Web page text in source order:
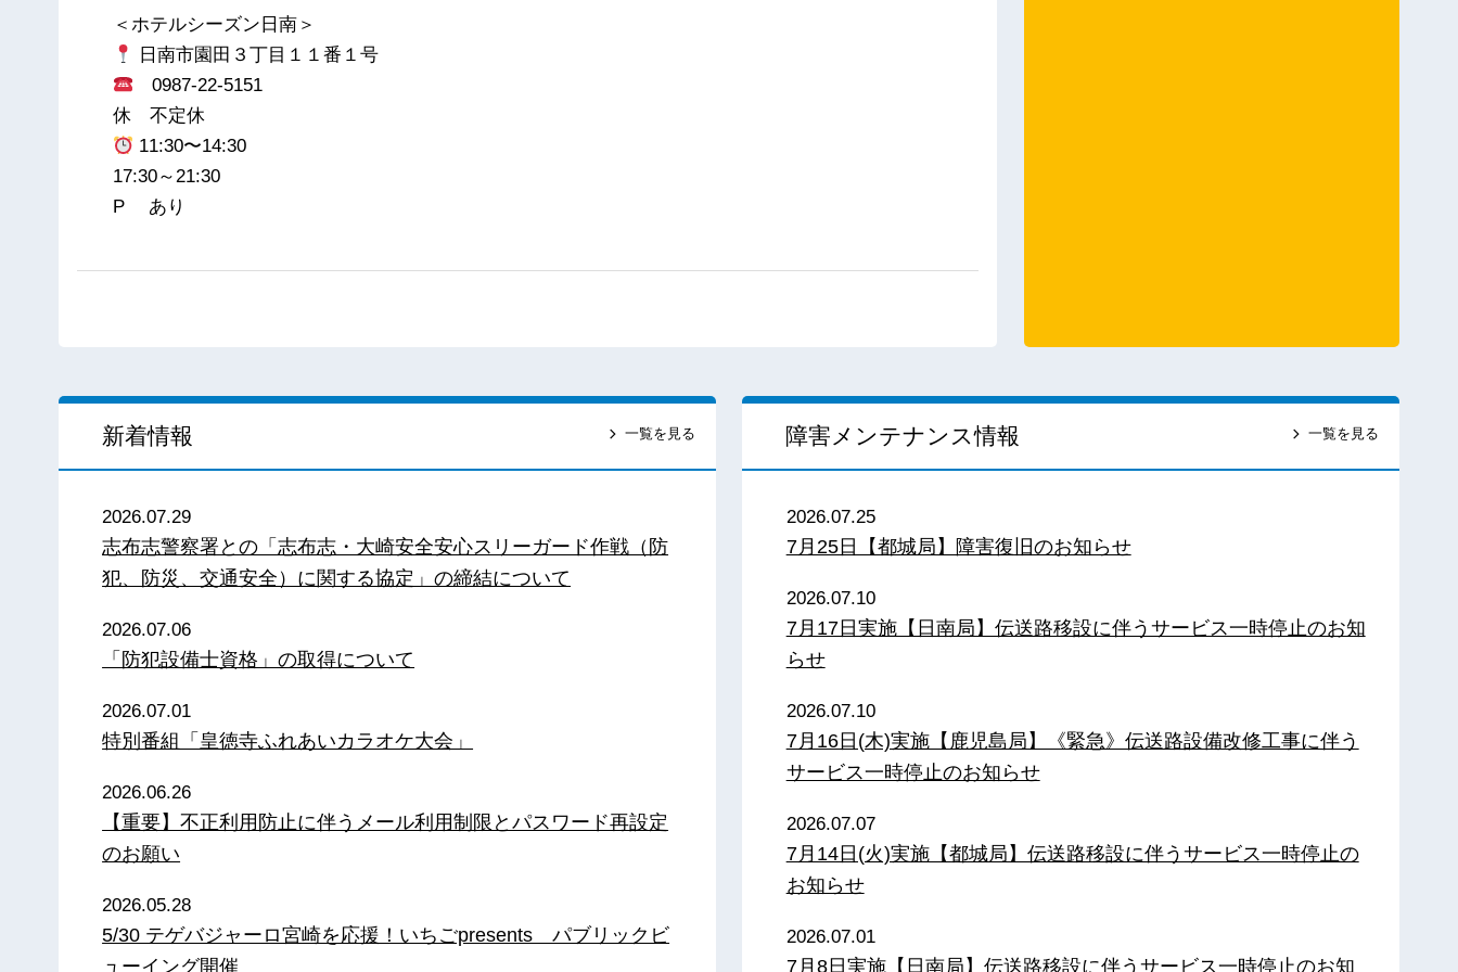
＜ホテルシーズン日南＞
日南市園田３丁目１１番１号
0987-22-5151
休 不定休
11:30〜14:30
17:30～21:30
P あり
新着情報 一覧を見る
2026.07.29
志布志警察署との「志布志・大崎安全安心スリーガード作戦（防
犯、防災、交通安全）に関する協定」の締結について
2026.07.06
「防犯設備士資格」の取得について
2026.07.01
特別番組「皇徳寺ふれあいカラオケ大会」
2026.06.26
【重要】不正利用防止に伴うメール利用制限とパスワード再設定
のお願い
2026.05.28
5/30 テゲバジャーロ宮崎を応援！いちごpresents パブリックビ
ューイング開催
障害メンテナンス情報 一覧を見る
2026.07.25
7月25日【都城局】障害復旧のお知らせ
2026.07.10
7月17日実施【日南局】伝送路移設に伴うサービス一時停止のお知
らせ
2026.07.10
7月16日(木)実施【鹿児島局】《緊急》伝送路設備改修工事に伴う
サービス一時停止のお知らせ
2026.07.07
7月14日(火)実施【都城局】伝送路移設に伴うサービス一時停止の
お知らせ
2026.07.01
7月8日実施【日南局】伝送路移設に伴うサービス一時停止のお知